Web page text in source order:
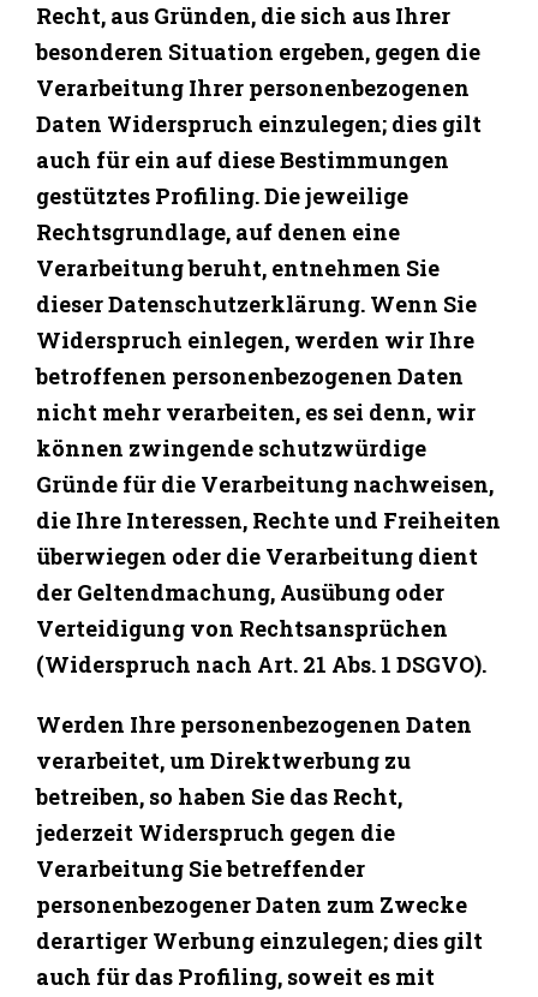
Recht, aus Gründen, die sich aus Ihrer
besonderen Situation ergeben, gegen die
Verarbeitung Ihrer personenbezogenen
Daten Widerspruch einzulegen; dies gilt
auch für ein auf diese Bestimmungen
gestütztes Profiling. Die jeweilige
Rechtsgrundlage, auf denen eine
Verarbeitung beruht, entnehmen Sie
dieser Datenschutzerklärung. Wenn Sie
Widerspruch einlegen, werden wir Ihre
betroffenen personenbezogenen Daten
nicht mehr verarbeiten, es sei denn, wir
können zwingende schutzwürdige
Gründe für die Verarbeitung nachweisen,
die Ihre Interessen, Rechte und Freiheiten
überwiegen oder die Verarbeitung dient
der Geltendmachung, Ausübung oder
Verteidigung von Rechtsansprüchen
(Widerspruch nach Art. 21 Abs. 1 DSGVO).
Werden Ihre personenbezogenen Daten
verarbeitet, um Direktwerbung zu
betreiben, so haben Sie das Recht,
jederzeit Widerspruch gegen die
Verarbeitung Sie betreffender
personenbezogener Daten zum Zwecke
derartiger Werbung einzulegen; dies gilt
auch für das Profiling, soweit es mit